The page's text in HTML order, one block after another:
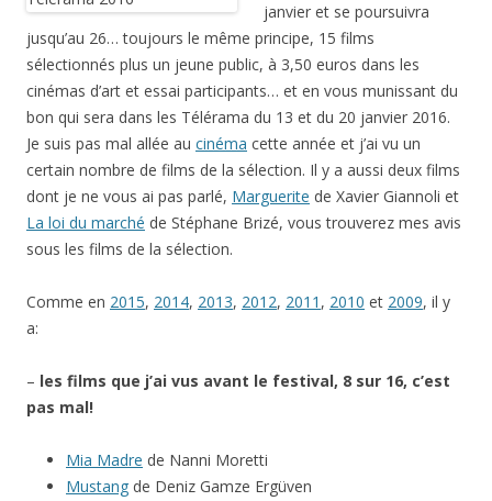
janvier et se poursuivra
jusqu’au 26… toujours le même principe, 15 films
sélectionnés plus un jeune public, à 3,50 euros dans les
cinémas d’art et essai participants… et en vous munissant du
bon qui sera dans les Télérama du 13 et du 20 janvier 2016.
Je suis pas mal allée au cinéma cette année et j’ai vu un
certain nombre de films de la sélection. Il y a aussi deux films
dont je ne vous ai pas parlé, Marguerite de Xavier Giannoli et
La loi du marché de Stéphane Brizé, vous trouverez mes avis
sous les films de la sélection.
Comme en 2015, 2014, 2013, 2012, 2011 , 2010 et 2009, il y
a:
– les films que j’ai vus avant le festival, 8 sur 16, c’est
pas mal!
Mia Madre de Nanni Moretti
Mustang de Deniz Gamze Ergüven